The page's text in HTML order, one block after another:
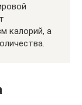
калорий, а